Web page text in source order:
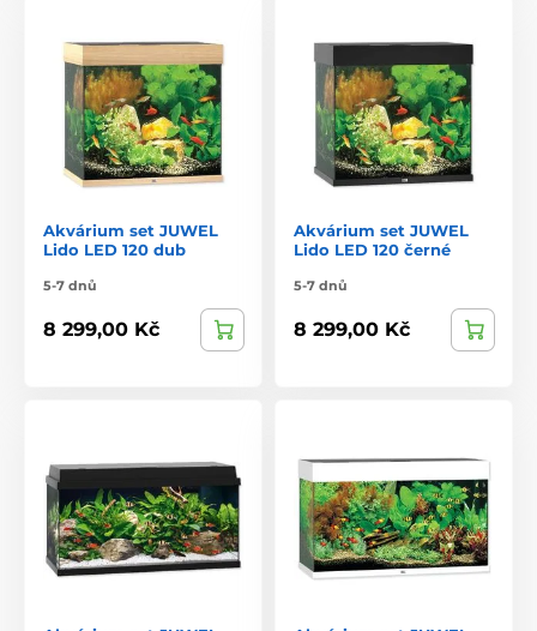
Akvárium set JUWEL
Lido LED 120 dub
5-7 dnů
8 299,00 Kč
Akvárium set JUWEL
Lido LED 120 černé
5-7 dnů
8 299,00 Kč